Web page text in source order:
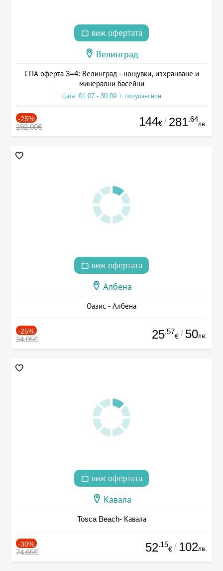
виж офертата
Велинград
СПА оферта 3=4: Велинград - нощувки, изхранване и
минерални басейни
Дата: 01.07 - 30.09 + полупансион
-25%
192.00€ 144€ / 281.64
лв.
виж офертата
Албена
Оазис - Албена
-25%
34.05€ 25.57
€ / 50лв.
виж офертата
Кавала
Tosca Beach- Кавала
-30%
74.65€ 52.15
€ / 102лв.